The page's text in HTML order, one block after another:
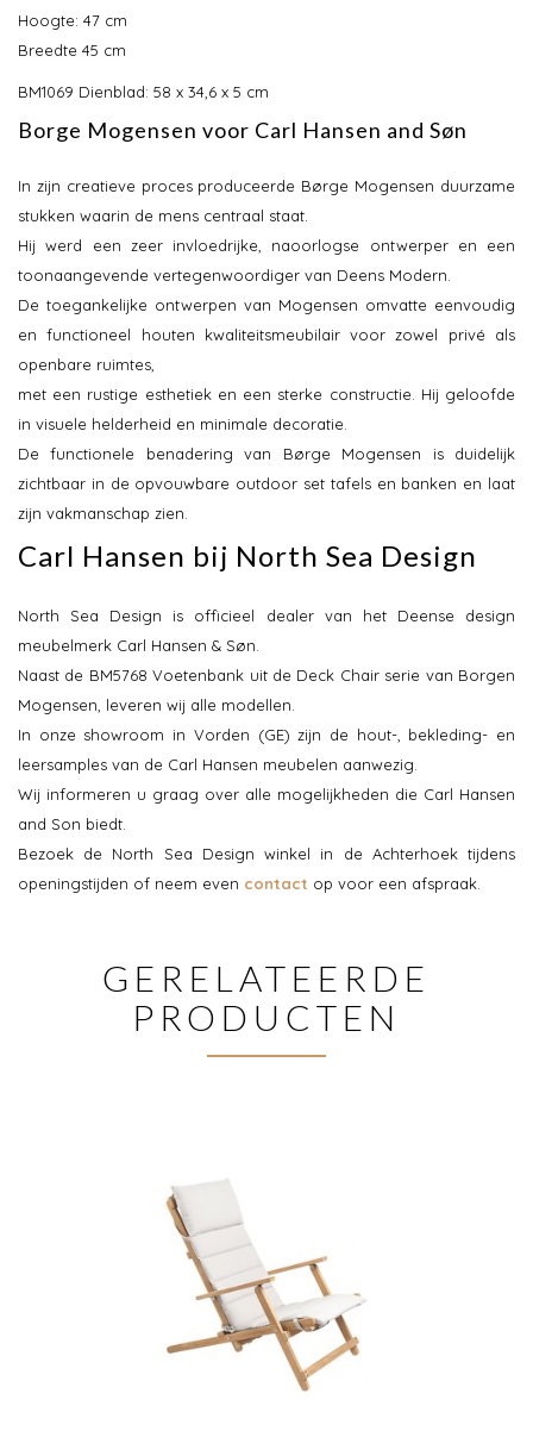
Hoogte: 47 cm
Breedte 45 cm
BM1069 Dienblad: 58 x 34,6 x 5 cm
Borge Mogensen voor Carl Hansen and Søn
In zijn creatieve proces produceerde Børge Mogensen duurzame
stukken waarin de mens centraal staat.
Hij werd een zeer invloedrijke, naoorlogse ontwerper en een
toonaangevende vertegenwoordiger van Deens Modern.
De toegankelijke ontwerpen van Mogensen omvatte eenvoudig
en functioneel houten kwaliteitsmeubilair voor zowel privé als
openbare ruimtes,
met een rustige esthetiek en een sterke constructie. Hij geloofde
in visuele helderheid en minimale decoratie.
De functionele benadering van Børge Mogensen is duidelijk
zichtbaar in de opvouwbare outdoor set tafels en banken en laat
zijn vakmanschap zien.
Carl Hansen bij North Sea Design
North Sea Design is officieel dealer van het Deense design
meubelmerk Carl Hansen & Søn.
Naast de BM5768 Voetenbank uit de Deck Chair serie van Borgen
Mogensen, leveren wij alle modellen.
In onze showroom in Vorden (GE) zijn de hout-, bekleding- en
leersamples van de Carl Hansen meubelen aanwezig.
Wij informeren u graag over alle mogelijkheden die Carl Hansen
and Son biedt.
Bezoek de North Sea Design winkel in de Achterhoek tijdens
openingstijden of neem even contact op voor een afspraak.
GERELATEERDE
PRODUCTEN